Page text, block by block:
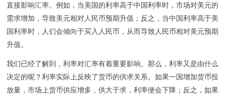
直接影响汇率。例如，当美国的利率高于中国利率时，市场对美元的
需求增加，导致美元相对人民币预期升值；反之，当中国利率高于美
国利率时，人们会倾向于买入人民币，从而导致人民币相对美元预期
升值。
我们已经了解到，利率对汇率有着重要影响。那么，利率又是由什么
决定的呢？利率实际上反映了货币的供求关系。如果一国增加货币投
放量，市场上货币供应增多，供大于求，利率便会下降；反之，如果